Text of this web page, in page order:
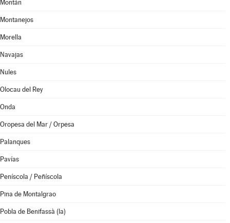
Montán
Montanejos
Morella
Navajas
Nules
Olocau del Rey
Onda
Oropesa del Mar / Orpesa
Palanques
Pavías
Peníscola / Peñíscola
Pina de Montalgrao
Pobla de Benifassà (la)